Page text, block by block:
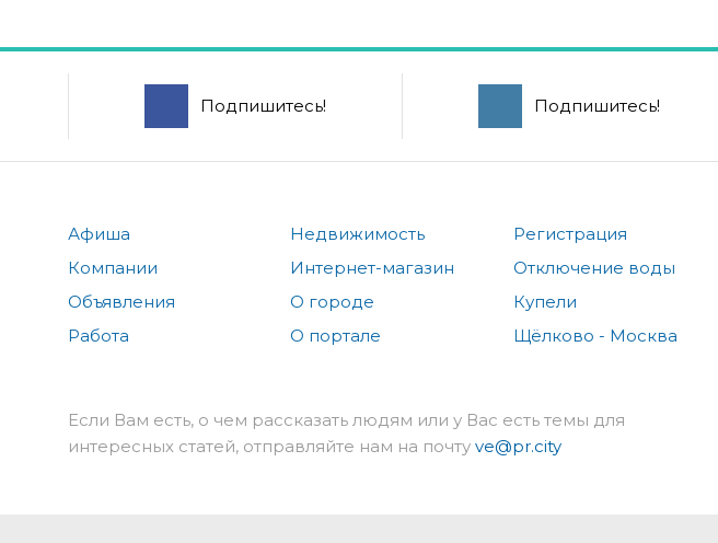
Подпишитесь! Подпишитесь!
Афиша
Компании
Объявления
Работа
Недвижимость
Интернет-магазин
О городе
О портале
Регистрация
Отключение воды
Купели
Щёлково - Москва
Если Вам есть, о чем рассказать людям или у Вас есть темы для
интересных статей, отправляйте нам на почту ve@pr.city